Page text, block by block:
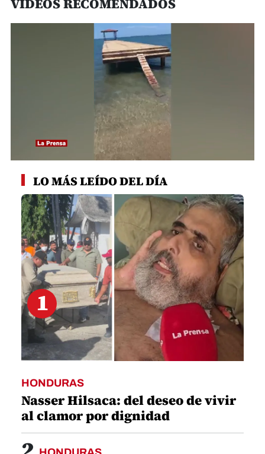
seconds
seconds
LO MÁS LEÍDO DEL DÍA
1
HONDURAS
Nasser Hilsaca: del deseo de vivir
al clamor por dignidad